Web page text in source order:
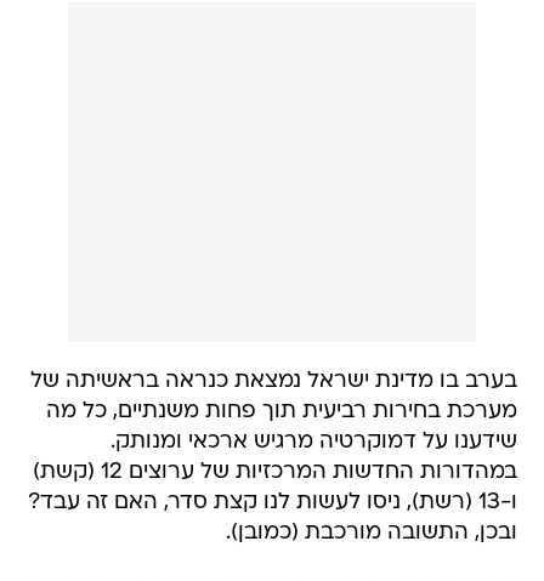
בערב בו מדינת ישראל נמצאת כנראה בראשיתה של
מערכת בחירות רביעית תוך פחות משנתיים, כל מה
שידענו על דמוקרטיה מרגיש ארכאי ומנותק.
במהדורות החדשות המרכזיות של ערוצים 12 (קשת)
ו-13 (רשת), ניסו לעשות לנו קצת סדר, האם זה עבד?
ובכן, התשובה מורכבת (כמובן).